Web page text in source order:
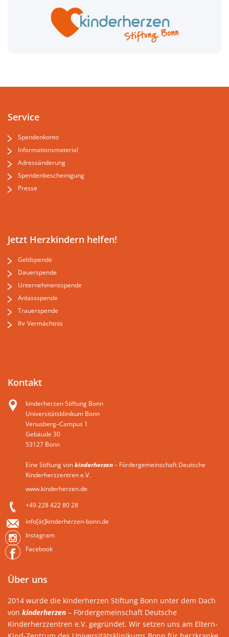
Service
Spendenkonto
Informationsmaterial
Adressänderung
Spendenbescheinigung
Presse
Jetzt Herzkindern helfen!
Geldspende
Dauerspende
Unternehmensspende
Anlassspende
Trauerspende
Ihr Vermächtnis
Kontakt
kinderherzen Stiftung Bonn
Universitätsklinikum Bonn
Venusberg–Campus 1
Gebäude 30
53127 Bonn
Eine Stiftung vonkinderherzen– Fördergemeinschaft Deutsche
Kinderherzzentren e.V.
www.kinderherzen.de
+49 228 422 80 28
info[ät]kinderherzen-bonn.de
Instagram
Facebook
Über uns
2014 wurde die kinderherzen Stiftung Bonn unter dem Dach
von kinderherzen – Fördergemeinschaft Deutsche
Kinderherzzentren e.V. gegründet. Wir setzen uns am Eltern-